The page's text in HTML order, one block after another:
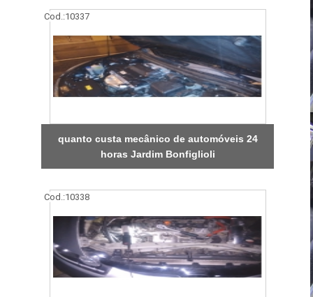
Cod.:10337
quanto custa mecânico de automóveis 24
horas Jardim Bonfiglioli
Cod.:10338